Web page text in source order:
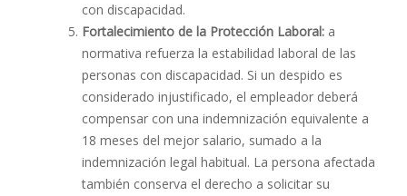
con discapacidad.
Fortalecimiento de la Protección Laboral: a
normativa refuerza la estabilidad laboral de las
personas con discapacidad. Si un despido es
considerado injustificado, el empleador deberá
compensar con una indemnización equivalente a
18 meses del mejor salario, sumado a la
indemnización legal habitual. La persona afectada
también conserva el derecho a solicitar su